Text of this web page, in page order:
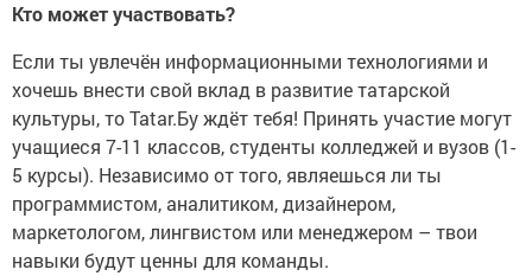
Кто может участвовать?
Если ты увлечён информационными технологиями и
хочешь внести свой вклад в развитие татарской
культуры, то Tatar.Бу ждёт тебя! Принять участие могут
учащиеся 7-11 классов, студенты колледжей и вузов (1-
5 курсы). Независимо от того, являешься ли ты
программистом, аналитиком, дизайнером,
маркетологом, лингвистом или менеджером – твои
навыки будут ценны для команды.